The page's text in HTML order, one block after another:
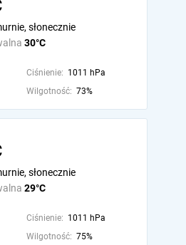
30°C
słonecznie
Ciśnienie: 1011 hPa
Wilgotność: 73%
29°C
słonecznie
Ciśnienie: 1011 hPa
Wilgotność: 75%